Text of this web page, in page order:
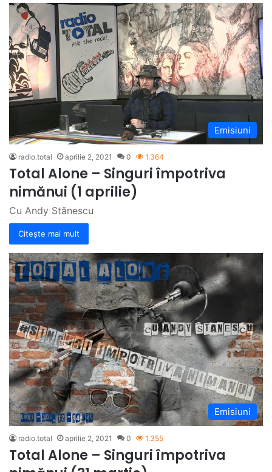
Emisiuni
radio.total aprilie 2, 2021 0 1.364
Total Alone – Singuri împotriva
nimănui (1 aprilie)
Cu Andy Stănescu
Citește mai mult
Emisiuni
radio.total aprilie 2, 2021 0 1.355
Total Alone – Singuri împotriva